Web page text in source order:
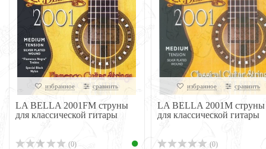
избранное сравнить
LA BELLA 2001FM струны
для классической гитары
(0)
избранное сравнить
LA BELLA 2001M струны
для классической гитары
(0)